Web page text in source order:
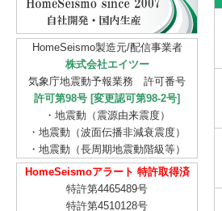
HomeSeismo製造元/配信事業者
株式会社エイツー
気象庁地震動予報業務 許可番号
許可第98号 [変更認可第98-2号]
・地震動（震源由来震度）
・地震動（波面伝播非減衰震度）
・地震動（長周期地震動階級等）
HomeSeismoアラート 特許取得済
特許第4465489号
特許第4510128号